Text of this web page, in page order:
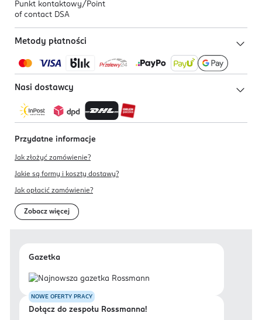
Punkt kontaktowy/ Point
of contact DSA
Metody płatności
Nasi dostawcy
Przydatne informacje
Jak złożyć zamówienie?
Jakie są formy i koszty dostawy?
Jak opłacić zamówienie?
Zobacz więcej
Gazetka
NOWE OFERTY PRACY
Dołącz do zespołu Rossmanna!